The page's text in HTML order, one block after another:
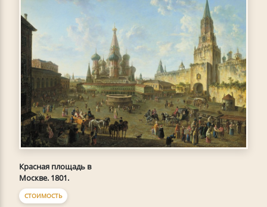
Красная площадь в
Москве. 1801.
СТОИМОСТЬ